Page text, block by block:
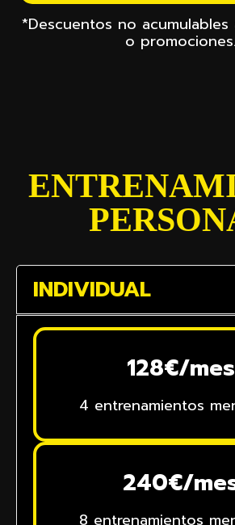
*Descuentos no
o promociones.
INDIVIDUAL
128€/mes
4 entrenamientos
240€/
8 entrenamientos